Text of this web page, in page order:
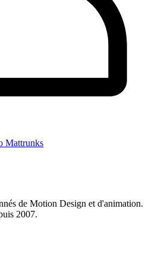
Mattrunks
de Motion Design et d'animation.
2007.